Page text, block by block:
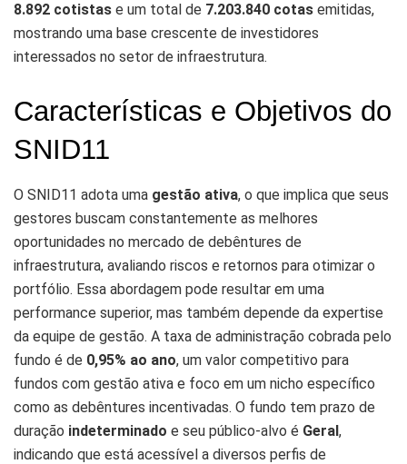
8.892 cotistas e um total de 7.203.840 cotas emitidas,
mostrando uma base crescente de investidores
interessados no setor de infraestrutura.
Características e Objetivos do
SNID11
O SNID11 adota uma gestão ativa, o que implica que seus
gestores buscam constantemente as melhores
oportunidades no mercado de debêntures de
infraestrutura, avaliando riscos e retornos para otimizar o
portfólio. Essa abordagem pode resultar em uma
performance superior, mas também depende da expertise
da equipe de gestão. A taxa de administração cobrada pelo
fundo é de 0,95% ao ano, um valor competitivo para
fundos com gestão ativa e foco em um nicho específico
como as debêntures incentivadas. O fundo tem prazo de
duração indeterminado e seu público-alvo é Geral,
indicando que está acessível a diversos perfis de